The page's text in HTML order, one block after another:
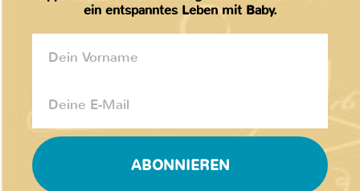
ein entspanntes Leben mit Baby.
ABONNIEREN